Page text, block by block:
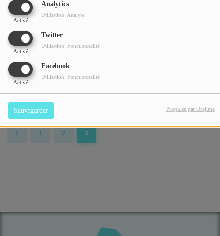
Analytics
Activé
Utilisation: Analyse
Twitter
Activé
Utilisation: Fonctionnalité
Facebook
Activé
Utilisation: Fonctionnalité
Sauvegarder Propulsé par Orejime
At Home
Festisol 2022
1 2 3